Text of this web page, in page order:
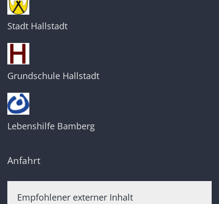
Stadt Hallstadt
Grundschule Hallstadt
Lebenshilfe Bamberg
Anfahrt
Empfohlener externer Inhalt